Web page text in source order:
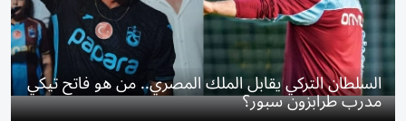
السلطان التركي يقابل الملك المصري.. من هو فاتح تيكي
مدرب طرابزون سبور؟